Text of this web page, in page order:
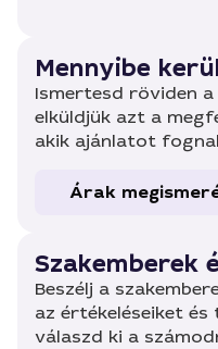
Mennyibe
Ismertesd röviden
elküldjük azt a
akik ajánlatot
Árak
Szakemberek
Beszélj a
az értékeléseiket
válaszd ki a